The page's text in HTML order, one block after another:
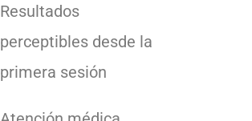
Resultados
perceptibles desde la
primera sesión